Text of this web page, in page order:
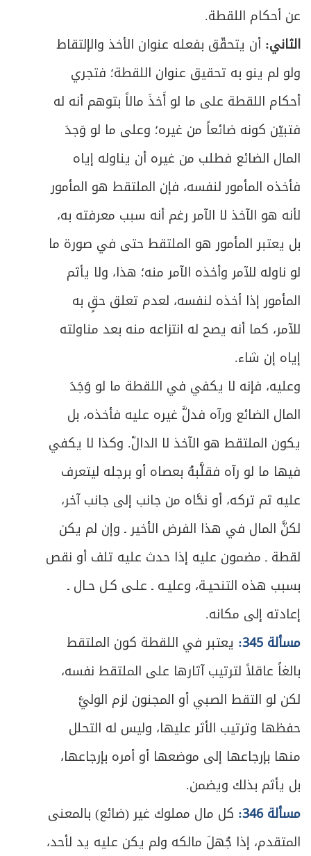
عن أحكام اللقطة.
الثاني: أن يتحقّق بفعله عنوان الأخذ والإلتقاط
ولو لم ينو به تحقيق عنوان اللقطة؛ فتجري
أحكام اللقطة على ما لو أَخذَ مالاً بتوهم أنه له
فتبيّن كونه ضائعاً من غيره؛ وعلى ما لو وَجدَ
المال الضائع فطلب من غيره أن يناوله إياه
فأخذه المأمور لنفسه، فإن الملتقط هو المأمور
لأنه هو الآخذ لا الآمر رغم أنه سبب معرفته به،
بل يعتبر المأمور هو الملتقط حتى في صورة ما
لو ناوله للآمر وأخذه الآمر منه؛ هذا، ولا يأثم
المأمور إذا أخذه لنفسه، لعدم تعلق حقٍ به
للآمر، كما أنه يصح له انتزاعه منه بعد مناولته
إياه إن شاء.
وعليه، فإنه لا يكفي في اللقطة ما لو وَجَدَ
المال الضائع ورآه فدلَّ غيره عليه فأخذه، بل
يكون الملتقط هو الآخذ لا الدالّ. وكذا لا يكفي
فيها ما لو رآه فقلَّبهُ بعصاه أو برجله ليتعرف
عليه ثم تركه، أو نحَّاه من جانب إلى جانب آخر،
لكنَّ المال في هذا الفرض الأخير ـ وإن لم يكن
لقطة ـ مضمون عليه إذا حدث عليه تلف أو نقص
بسبب هذه التنحيـة، وعليـه ـ علـى كـل حـال ـ
إعادته إلى مكانه.
مسألة 345:
يعتبر في اللقطة كون الملتقط
بالغاً عاقلاً لترتيب آثارها على الملتقط نفسه،
لكن لو التقط الصبي أو المجنون لزم الوليَّ
حفظها وترتيب الأثر عليها، وليس له التحلل
منها بإرجاعها إلى موضعها أو أمره بإرجاعها،
بل يأثم بذلك ويضمن.
مسألة 346:
كل مال مملوك غير (ضائع) بالمعنى
المتقدم، إذا جُهلَ مالكه ولم يكن عليه يد لأحد،
361
المبحث الثاني: في شروط الحالف والناذر
والمعاهد
ص
364
المبحث الثالث: في متعلق اليمين والنذر
والعهد
ص
367 المبحث الرابع: في أحكام الوفاء بالنذر والحنث
374 الباب الرابع: في الكفّارات
ص
376 المبحث الأول: في موجبات الكفارة وخصالها
ص
380 المبحث الثاني: في كيفية القيام بكل خصلة
392 الباب الخامس: في الأطعمة والأشربة
ص
395
المبحث الأول: في ما يحرم تناوله من الأطعمة
والأشربة
400 المبحث الثاني: في ما يحل تناوله عند الاضطرار
ص408 القسم الثاني: في أحكام الزواج والأسرة
413 مدخل في أحكام العلاقة بين الرجل والمرأة
ص
415 العلاقة بين الرجل والمَرأة
ص
422 الباب الأول: في الزواج
430 المبحث الأول: في الكفاءة في الدين
ص
431 المبحث الثاني: في من يحرم تزوجه بالقرابة
445
المبحث الثالث: في من يحرم التزوج منه لغير
القرابة
ص
457 الفصل الثاني: في العقد والمتعاقدين
460 المبحث الأول: في صيغة العقد
ص
465 المبحث الثاني: في أهلية المتعاقدين
472 المبحث الثالث: في أحكام البطلان والفسخ